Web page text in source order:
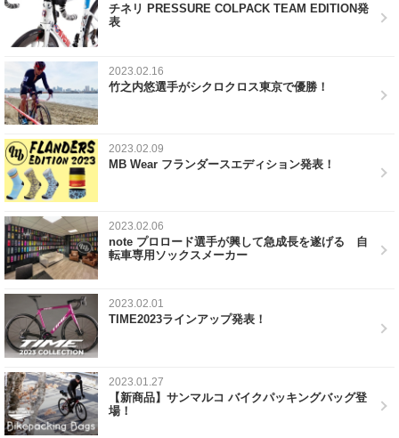
チネリ PRESSURE COLPACK TEAM EDITION発
表
2023.02.16
竹之内悠選手がシクロクロス東京で優勝！
2023.02.09
MB Wear フランダースエディション発表！
2023.02.06
note プロロード選手が興して急成長を遂げる 自
転車専用ソックスメーカー
2023.02.01
TIME2023ラインアップ発表！
2023.01.27
【新商品】サンマルコ バイクパッキングバッグ登
場！